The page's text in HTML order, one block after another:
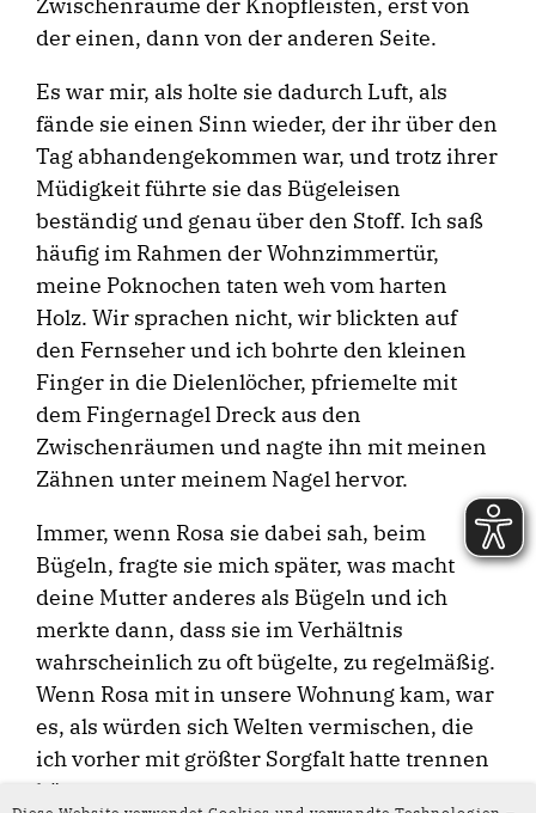
der einen, dann von der anderen Seite.
Es war mir, als holte sie dadurch Luft, als
fände sie einen Sinn wieder, der ihr über den
Tag abhandengekommen war, und trotz ihrer
Müdigkeit führte sie das Bügeleisen
beständig und genau über den Stoff. Ich saß
häufig im Rahmen der Wohnzimmertür,
meine Poknochen taten weh vom harten
Holz. Wir sprachen nicht, wir blickten auf
den Fernseher und ich bohrte den kleinen
Finger in die Dielenlöcher, pfriemelte mit
dem Fingernagel Dreck aus den
Zwischenräumen und nagte ihn mit meinen
Zähnen unter meinem Nagel hervor.
Immer, wenn Rosa sie dabei sah, beim
Bügeln, fragte sie mich später, was macht
deine Mutter anderes als Bügeln und ich
merkte dann, dass sie im Verhältnis
wahrscheinlich zu oft bügelte, zu regelmäßig.
Wenn Rosa mit in unsere Wohnung kam, war
es, als würden sich Welten vermischen, die
ich vorher mit größter Sorgfalt hatte trennen
können.